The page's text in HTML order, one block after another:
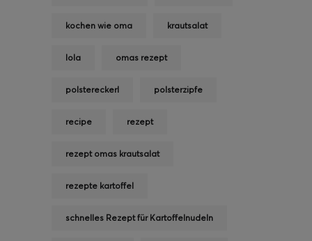
kochen wie oma krautsalat
lola omas rezept
polstereckerl polsterzipfe
recipe rezept
rezept omas krautsalat
rezepte kartoffel
schnelles Rezept für Kartoffelnudeln